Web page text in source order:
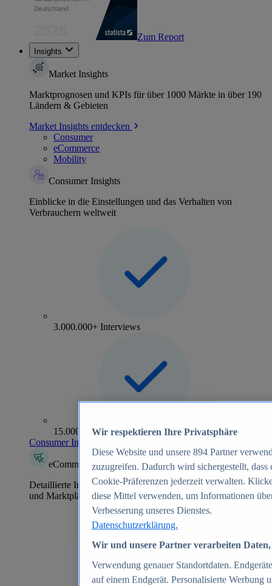
Zum Report
Insights
Market Insights
Marktprognosen und KPIs für über 1000 Märkte in über 190
Ländern & Gebieten
Market Insights entdecken
Consumer
eCommerce
Mobility
Consumer Insights
Einblicke in die Einstellungen und das Verhalten von
Verbrauchern weltweit
3.000.000+ Interviews
15.000+ Marken
Consumer Insights entdecken
eCommerce Insights
Detaillierte Informationen zu mehr als 39.000 Online-Shops
und Marktplätzen
Wir respektieren Ihre Privatsphäre
Diese Website und unsere 894 Partner
zuzugreifen. Dadurch wird sichergestellt,
Cookie-Präferenzen jederzeit verwalten.
diese Mittel verwenden, um Informationen
Verbesserung unseres Dienstes.
Datenschutzerklärung.
Wir und unsere Partner verarbeiten
Verwendung genauer Standortdaten.
auf einem Endgerät. Personalisierte Werbung